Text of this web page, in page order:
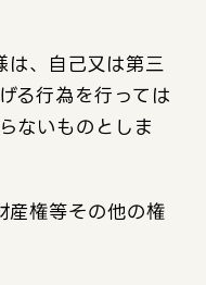
、自己又は第三
る行為を行っては
ないものとしま
権等その他の権